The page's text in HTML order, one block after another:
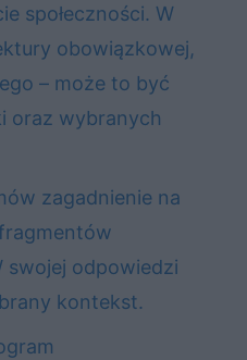
społeczności. W
obowiązkowej,
– może to być
oraz wybranych
zagadnienie na
swojej odpowiedzi
kontekst.